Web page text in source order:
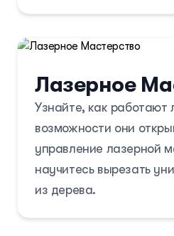
Лазерное
Узнайте, как работают
возможности они
управление лазерной
научитесь вырезать
из дерева.